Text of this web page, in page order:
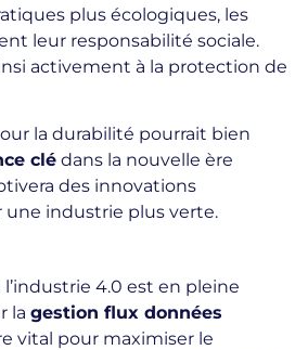
plus écologiques, les
leur responsabilité sociale.
activement à la protection de
la durabilité pourrait bien
clé dans la nouvelle ère
des innovations
industrie plus verte.
4.0 est en pleine
la gestion flux données
vital pour maximiser le